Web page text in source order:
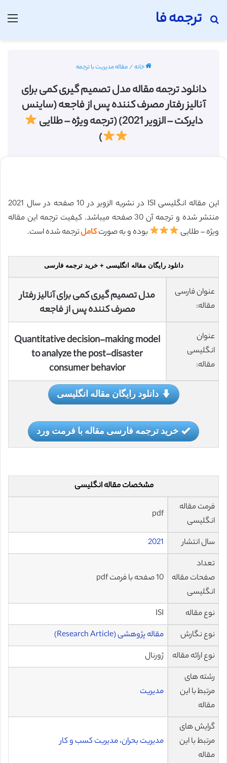
ترجمه فا
جستجو برای
خانه/مقاله مدیریت با ترجمه
دانلود ترجمه مقاله مدل تصمیم گیری کمی برای
آنالیز رفتار مصرف کننده پس از فاجعه (ساینس
دایرکت – الزویر 2021) (ترجمه ویژه – طلایی
)
این مقاله انگلیسی ISI در نشریه الزویر در 10 صفحه در سال 2021
منتشر شده و ترجمه آن 30 صفحه میباشد. کیفیت ترجمه این مقاله
ویژه – طلایی
بوده و به صورتکاملترجمه شده است.
دانلود رایگان مقاله انگلیسی + خرید ترجمه فارسی
عنوان فارسی
مقاله:
مدل تصمیم گیری کمی برای آنالیز رفتار
مصرف کننده پس از فاجعه
عنوان
انگلیسی
مقاله:
Quantitative decision-making model
to analyze the post-disaster
consumer behavior
دانلود رایگان مقاله انگلیسی
خرید ترجمه فارسی مقاله با فرمت ورد
مشخصات مقاله انگلیسی
فرمت مقاله
انگلیسی
pdf
سال انتشار
2021
تعداد
صفحات مقاله
انگلیسی
10 صفحه با فرمت pdf
نوع مقاله
ISI
نوع نگارش
مقاله پژوهشی (Research Article)
نوع ارائه مقاله
ژورنال
رشته های
مرتبط با این
مقاله
مدیریت
گرایش های
مرتبط با این
مقاله
مدیریت بحران،مدیریت کسب و کار